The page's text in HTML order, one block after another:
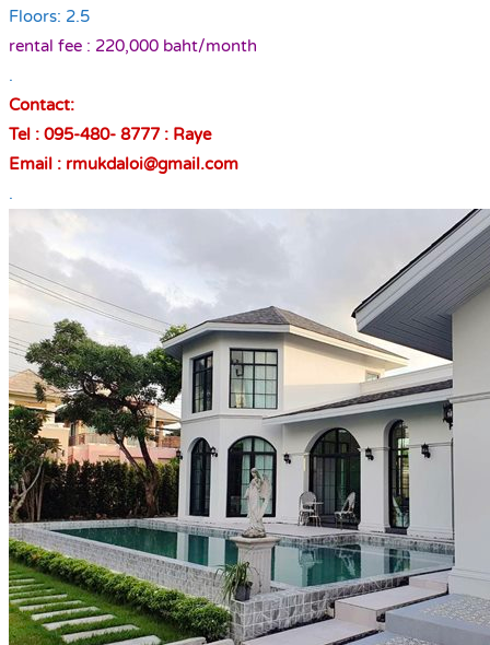
Floors: 2.5
rental fee : 220,000 baht/month
.
Contact:
Tel : 095-480- 8777 : Raye
Email : rmukdaloi@gmail.com
.